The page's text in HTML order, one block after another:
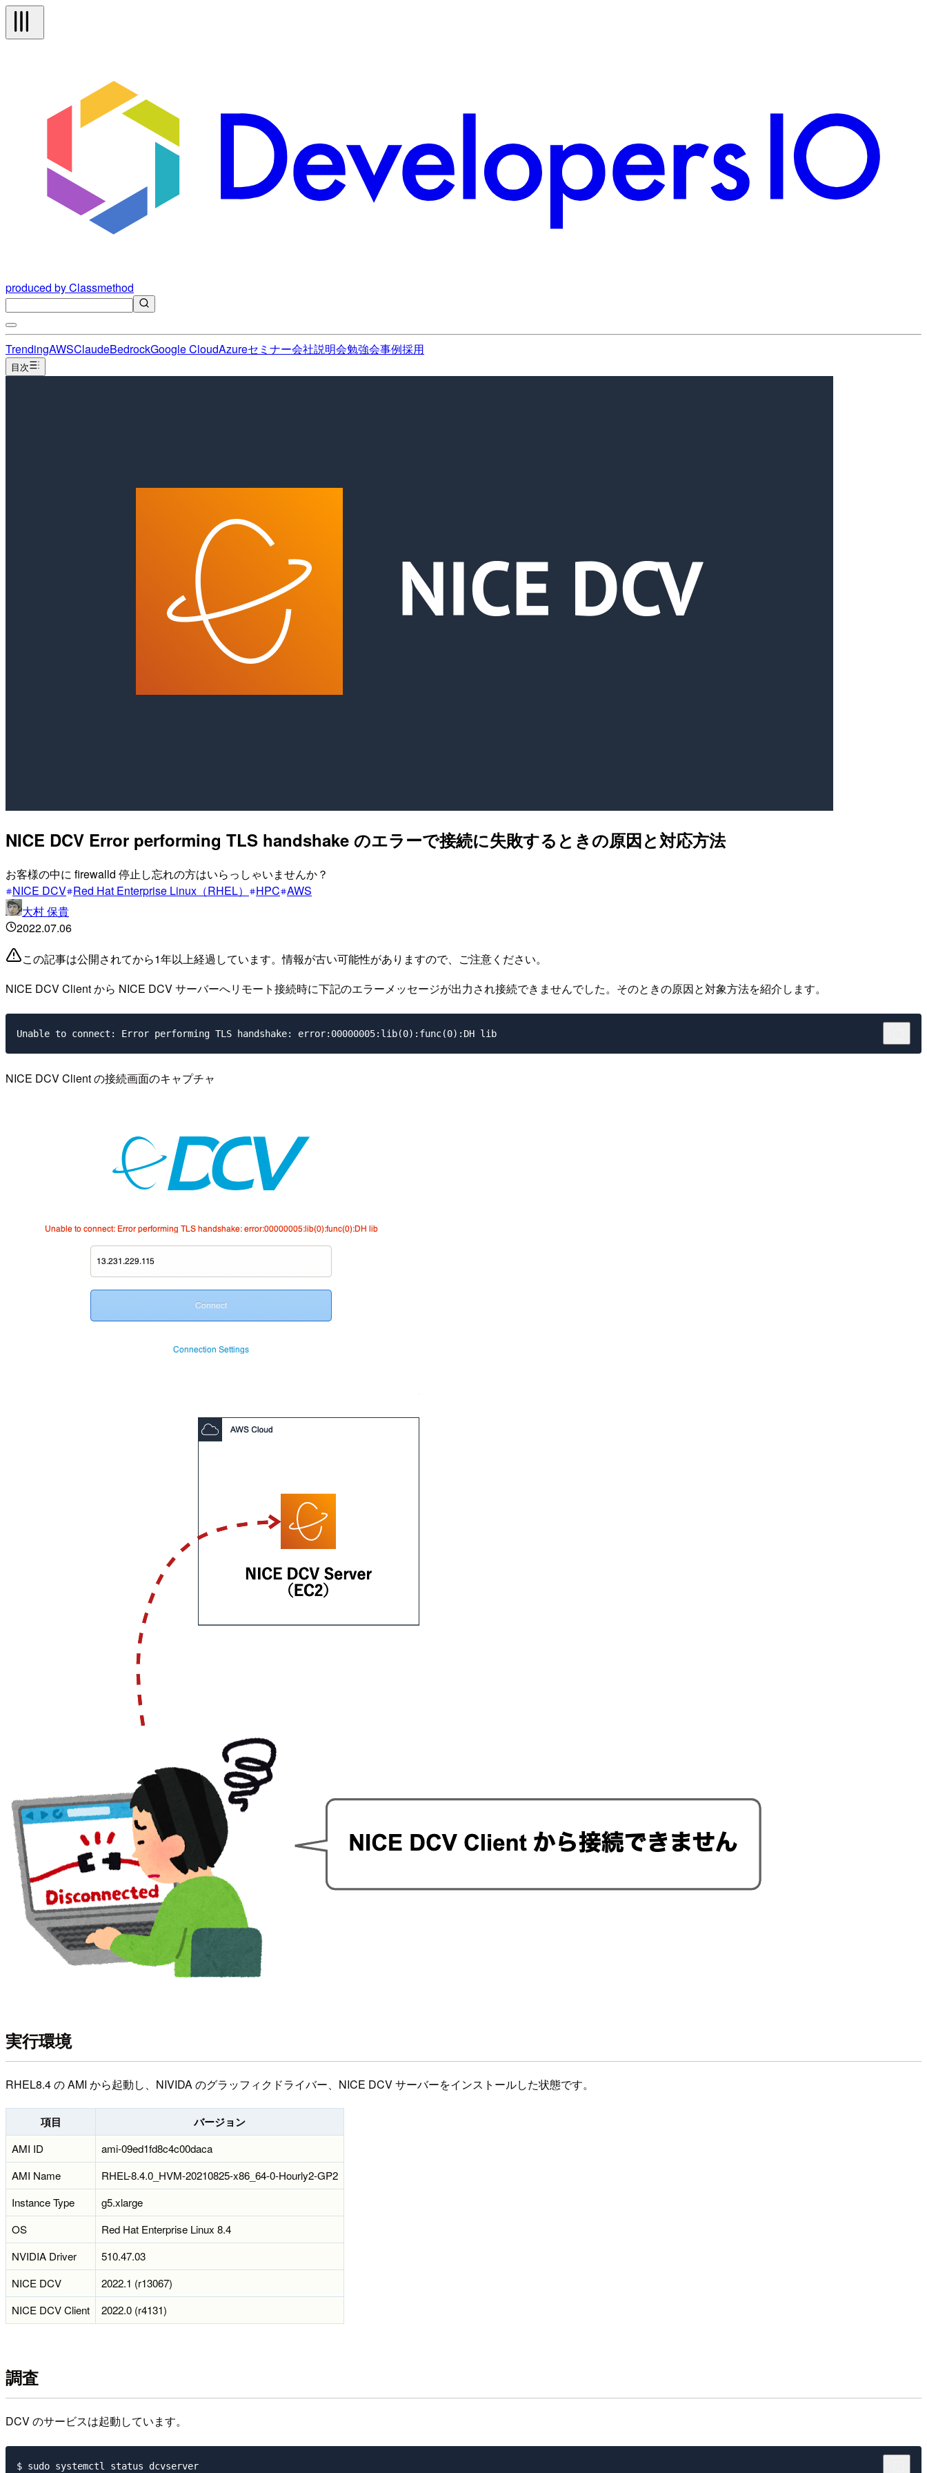
produced by Classmethod
TrendingAWSClaudeBedrockGoogle CloudAzureセミナー会社説明会勉強会事例採用
目次
NICE DCV Error performing TLS handshake のエラーで接続に失敗するときの原因と対応方法
お客様の中に firewalld 停止し忘れの方はいらっしゃいませんか？
NICE DCV Red Hat Enterprise Linux（RHEL） HPC AWS
大村 保貴
2022.07.06
この記事は公開されてから1年以上経過しています。情報が古い可能性がありますので、ご注意ください。
NICE DCV Client から NICE DCV サーバーへリモート接続時に下記のエラーメッセージが出力され接続できませんでした。そのときの原因と対象方法を紹介します。
NICE DCV Client の接続画面のキャプチャ
実行環境
RHEL8.4 の AMI から起動し、NIVIDA のグラッフィクドライバー、NICE DCV サーバーをインストールした状態です。
項目 バージョン
AMI ID
ami-09ed1fd8c4c00daca
AMI Name
RHEL-8.4.0_HVM-20210825-x86_64-0-Hourly2-GP2
Instance Type
g5.xlarge
OS
Red Hat Enterprise Linux 8.4
NVIDIA Driver
510.47.03
NICE DCV
2022.1 (r13067)
NICE DCV Client
2022.0 (r4131)
調査
DCV のサービスは起動しています。
$ sudo systemctl status dcvserver